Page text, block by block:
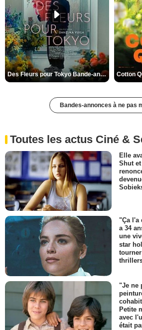
Des Fleurs pour Tokyo Bande-annonce VO STFR
Bandes-annonces à ne pas
Toutes les actus Ciné &
Elle
Shut
"Ça l'a
a 34
une
star
"Je ne
Petite
avec
était